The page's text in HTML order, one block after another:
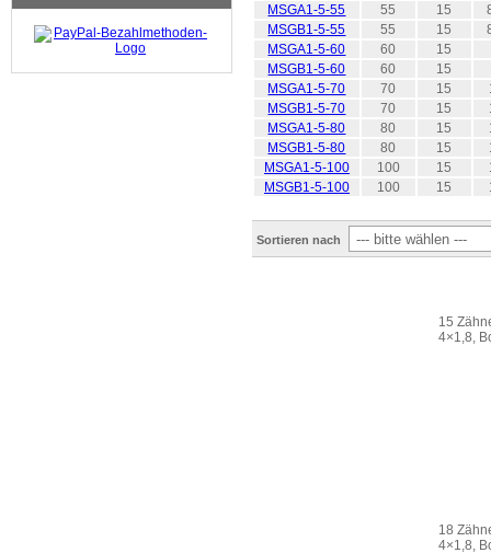
MSGA1-5-55
55 15
MSGB1-5-55
55 15
MSGA1-5-60
60
15
MSGB1-5-60
60
15
MSGA1-5-70
70 15
MSGB1-5-70
70 15
MSGA1-5-80
80 15
MSGB1-5-80
80 15
MSGA1-5-100
100 15
MSGB1-5-100
100 15
Sortieren nach
15
4×1,8,
18
4×1,8,